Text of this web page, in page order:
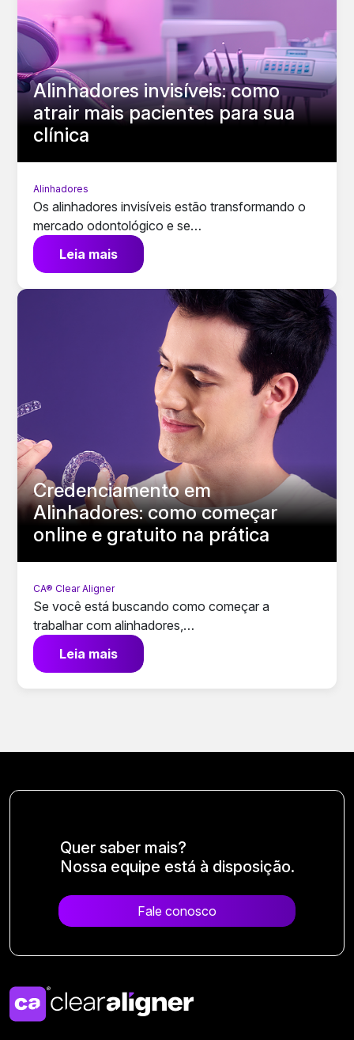
Alinhadores invisíveis: como
atrair mais pacientes para sua
clínica
Alinhadores
Os alinhadores invisíveis estão transformando o
mercado odontológico e se…
Leia mais
Credenciamento em
Alinhadores: como começar
online e gratuito na prática
CA® Clear Aligner
Se você está buscando como começar a
trabalhar com alinhadores,…
Leia mais
Quer saber mais?
Nossa equipe está à disposição.
Fale conosco